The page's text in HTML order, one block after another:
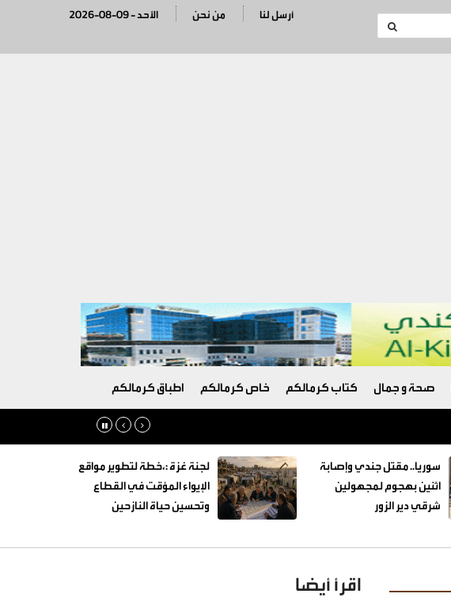
2026-08-09 - الأحد من نحن أرسل لنا
صحة و جمال كتاب كرمالكم خاص كرمالكم اطباق كرمالكم
سوريا.. مقتل جندي وإصابة
اثنين بهجوم لمجهولين
شرقي دير الزور
لجنة غزة :،خطة لتطوير مواقع
الإيواء المؤقت في القطاع
وتحسين حياة النازحين
اقرأ أيضا